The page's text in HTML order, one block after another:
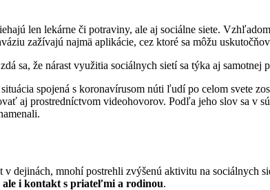
len lekárne či potraviny, ale aj sociálne siete.
zažívajú najmä aplikácie, cez ktoré sa môžu
sa, že nárast využitia sociálnych sietí sa týka aj samotnej
situácia spojená s koronavírusom núti ľudí po celom svete
aj prostredníctvom videohovorov. Podľa jeho slov sa v
dejinách, mnohí postrehli zvýšenú aktivitu na sociálnych
i kontakt s priateľmi a rodinou.